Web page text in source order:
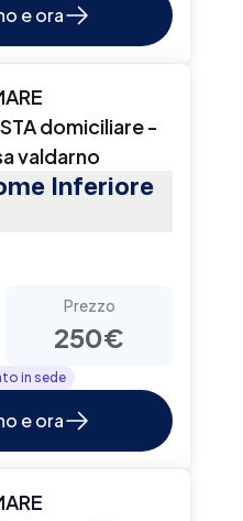
e ora
domiciliare -
valdarno
Inferiore
Prezzo
250€
in sede
e ora